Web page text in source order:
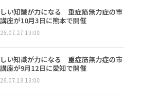
い知識が力になる 重症筋無力症の市
座が10月3日に熊本で開催
13:00
い知識が力になる 重症筋無力症の市
座が9月12日に愛知で開催
13:00